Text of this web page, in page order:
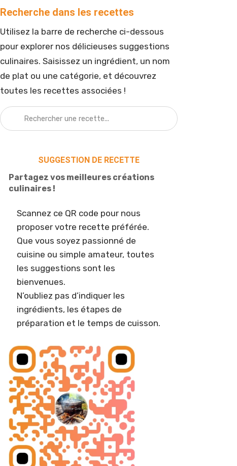
Recherche dans les recettes
Utilisez la barre de recherche ci-dessous
pour explorer nos délicieuses suggestions
culinaires. Saisissez un ingrédient, un nom
de plat ou une catégorie, et découvrez
toutes les recettes associées !
SUGGESTION DE RECETTE
Partagez vos meilleures créations
culinaires !
Scannez ce QR code pour nous
proposer votre recette préférée.
Que vous soyez passionné de
cuisine ou simple amateur, toutes
les suggestions sont les
bienvenues.
N’oubliez pas d’indiquer les
ingrédients, les étapes de
préparation et le temps de cuisson.